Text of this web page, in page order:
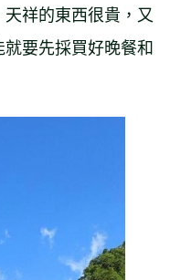
祥的東西很貴，又
要先採買好晚餐和